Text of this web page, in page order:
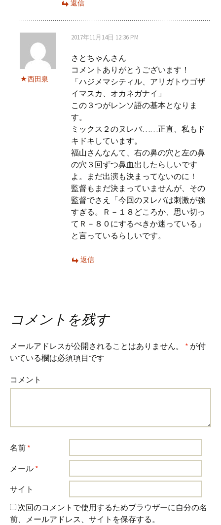
返信
西田泉
2017年11月14日 12:36 PM
さとちゃんさん
コメントありがとうございます！
「ハジメマシティル、アリガトウゴザ
イマスカ、オカネガナイ」
この３つがレンソ語の基本となりま
す。
ミックス２のヌレバ……正直、私もド
キドキしています。
福山さんなんて、右の鼻の穴と左の鼻
の穴３回ずつ鼻血出したらしいです
よ。まだ出演も決まってないのに！
監督もまだ決まっていませんが、その
監督でさえ「今回のヌレバは刺激が強
すぎる。Ｒ－１８どころか、思い切っ
てＲ－８０にするべきか迷っている」
と言っているらしいです。
返信
コメントを残す
メールアドレスが公開されることはありません。 * が付
いている欄は必須項目です
コメント
名前 *
メール *
サイト
次回のコメントで使用するためブラウザーに自分の名
前、メールアドレス、サイトを保存する。